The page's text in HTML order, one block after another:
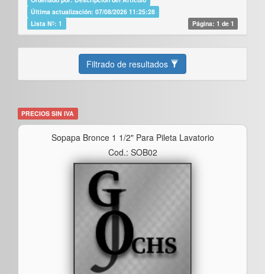
Última actualización: 07/08/2026 11:25:28
Lista Nº: 1
Página: 1 de 1
Filtrado de resultados
PRECIOS SIN IVA
Sopapa Bronce 1 1/2" Para Pileta Lavatorio
Cod.: SOB02